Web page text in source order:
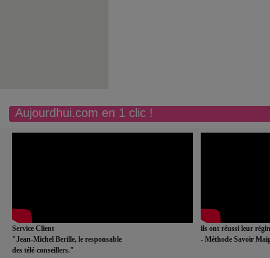
Aujourdhui.com en 1 clic !
Service Client
"Jean-Michel Berille, le responsable
des télé-conseillers."
ils ont réussi leur
- Méthode Savoir